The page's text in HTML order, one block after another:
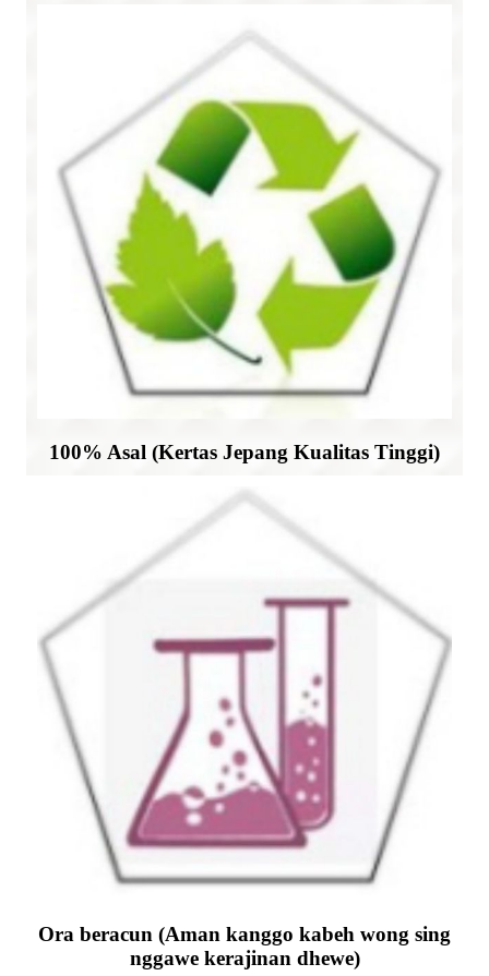
100% Asal (Kertas Jepang Kualitas Tinggi)
Ora beracun (Aman kanggo kabeh wong sing
nggawe kerajinan dhewe)